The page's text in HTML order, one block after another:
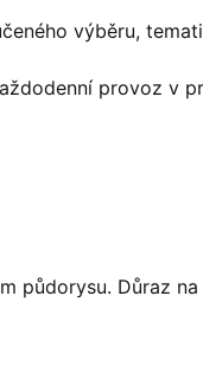
výběru,
provoz v
půdorysu. Důraz